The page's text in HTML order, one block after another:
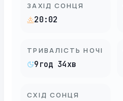
ЗАХІД СОНЦЯ
20:02
ТРИВАЛІСТЬ НОЧІ
9год 34хв
СХІД СОНЦЯ